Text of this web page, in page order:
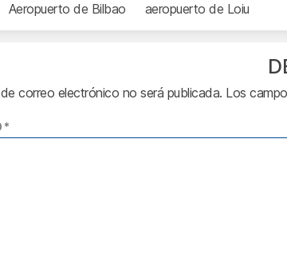
Aeropuerto de Bilbao aeropuerto de Loiu
correo electrónico no será publicada. Los
*